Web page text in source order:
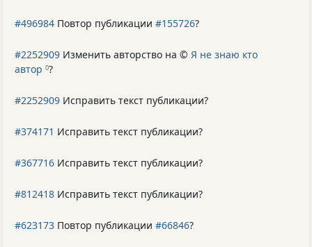
#496984 Повтор публикации #155726?
#2252909 Изменить авторство на © Я не знаю кто
автор 0?
#2252909 Исправить текст публикации?
#374171 Исправить текст публикации?
#367716 Исправить текст публикации?
#812418 Исправить текст публикации?
#623173 Повтор публикации #66846?